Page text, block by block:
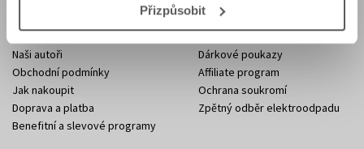
Přizpůsobit
Aktuality
Naši autoři
Obchodní podmínky
Jak nakoupit
Doprava a platba
Benefitní a slevové programy
Knižní novinky
Dárkové poukazy
Affiliate program
Ochrana soukromí
Zpětný odběr elektroodpadu